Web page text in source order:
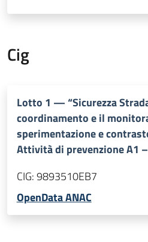
Cig
Lotto 1 —“Sicurezza
coordinamento e il
sperimentazione e
Attività di prevenzione A1 –
CIG:9893510EB7
OpenData ANAC